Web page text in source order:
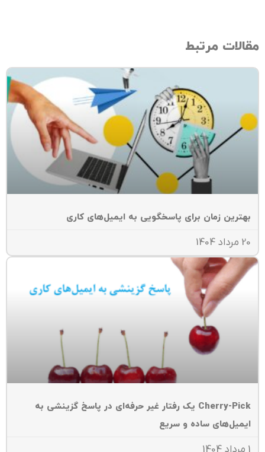
مرتبط
زمان برای پاسخگویی به ایمیل‌های کاری
Cherry-Pick یک رفتار غیر حرفه‌ای در پاسخ گزینشی به
ساده و سریع